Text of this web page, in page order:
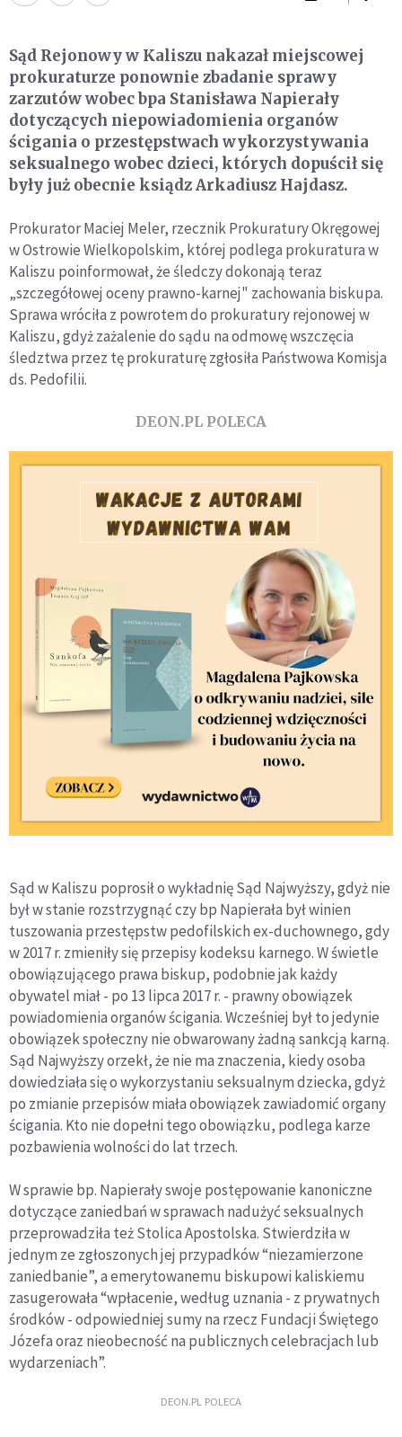
Sąd Rejonowy w Kaliszu nakazał miejscowej
prokuraturze ponownie zbadanie sprawy
zarzutów wobec bpa Stanisława Napierały
dotyczących niepowiadomienia organów
ścigania o przestępstwach wykorzystywania
seksualnego wobec dzieci, których dopuścił się
były już obecnie ksiądz Arkadiusz Hajdasz.
Prokurator Maciej Meler, rzecznik Prokuratury Okręgowej
w Ostrowie Wielkopolskim, której podlega prokuratura w
Kaliszu poinformował, że śledczy dokonają teraz
„szczegółowej oceny prawno-karnej" zachowania biskupa.
Sprawa wróciła z powrotem do prokuratury rejonowej w
Kaliszu, gdyż zażalenie do sądu na odmowę wszczęcia
śledztwa przez tę prokuraturę zgłosiła Państwowa Komisja
ds. Pedofilii.
DEON.PL POLECA
Sąd w Kaliszu poprosił o wykładnię Sąd Najwyższy, gdyż nie
był w stanie rozstrzygnąć czy bp Napierała był winien
tuszowania przestępstw pedofilskich ex-duchownego, gdy
w 2017 r. zmieniły się przepisy kodeksu karnego. W świetle
obowiązującego prawa biskup, podobnie jak każdy
obywatel miał - po 13 lipca 2017 r. - prawny obowiązek
powiadomienia organów ścigania. Wcześniej był to jedynie
obowiązek społeczny nie obwarowany żadną sankcją karną.
Sąd Najwyższy orzekł, że nie ma znaczenia, kiedy osoba
dowiedziała się o wykorzystaniu seksualnym dziecka, gdyż
po zmianie przepisów miała obowiązek zawiadomić organy
ścigania. Kto nie dopełni tego obowiązku, podlega karze
pozbawienia wolności do lat trzech.
W sprawie bp. Napierały swoje postępowanie kanoniczne
dotyczące zaniedbań w sprawach nadużyć seksualnych
przeprowadziła też Stolica Apostolska. Stwierdziła w
jednym ze zgłoszonych jej przypadków “niezamierzone
zaniedbanie”, a emerytowanemu biskupowi kaliskiemu
zasugerowała “wpłacenie, według uznania - z prywatnych
środków - odpowiedniej sumy na rzecz Fundacji Świętego
Józefa oraz nieobecność na publicznych celebracjach lub
wydarzeniach”.
DEON.PL POLECA